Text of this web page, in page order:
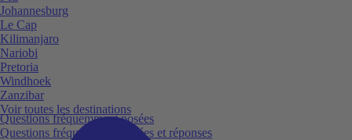
Questions fréquemment posées
Questions fréquemment posées et réponses
Johannesburg
Le Cap
Kilimanjaro
Nariobi
Pretoria
Windhoek
Zanzibar
Voir toutes les destinations